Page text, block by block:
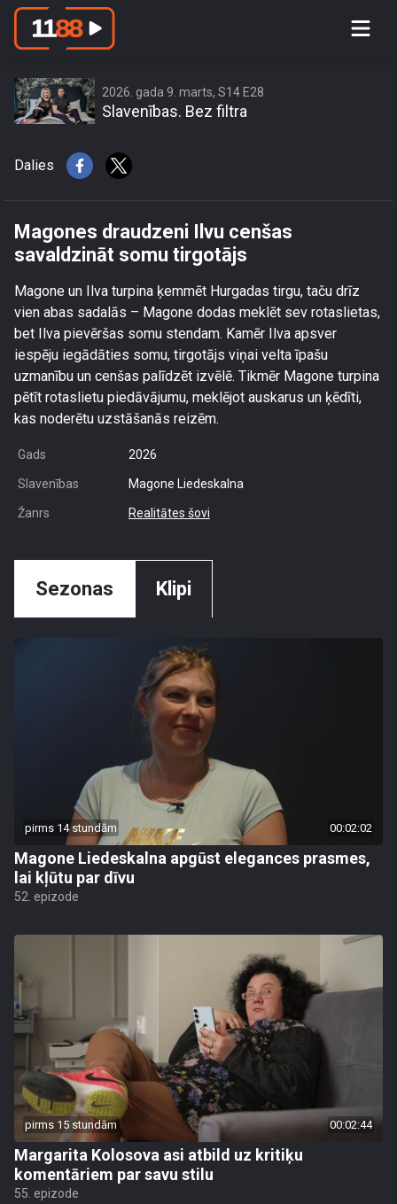
Magones draudzeni Ilvu cenšas
2026. gada 9. marts, S14 E28
Slavenības. Bez filtra
Dalies
Magones draudzeni Ilvu cenšas
savaldzināt somu tirgotājs
Magone un Ilva turpina ķemmēt Hurgadas tirgu, taču drīz
vien abas sadalās – Magone dodas meklēt sev rotaslietas,
bet Ilva pievēršas somu stendam. Kamēr Ilva apsver
iespēju iegādāties somu, tirgotājs viņai velta īpašu
uzmanību un cenšas palīdzēt izvēlē. Tikmēr Magone turpina
pētīt rotaslietu piedāvājumu, meklējot auskarus un ķēdīti,
kas noderētu uzstāšanās reizēm.
Gads 2026
Slavenības Magone Liedeskalna
Žanrs Realitātes šovi
Sezonas Klipi
pirms 14 stundām 00:02:02
Magone Liedeskalna apgūst elegances prasmes,
lai kļūtu par dīvu
52. epizode
pirms 15 stundām 00:02:44
Margarita Kolosova asi atbild uz kritiķu
komentāriem par savu stilu
55. epizode